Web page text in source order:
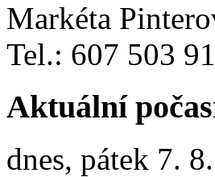
Markéta
Tel.: 607 503
Aktuální
dnes, pátek 7.